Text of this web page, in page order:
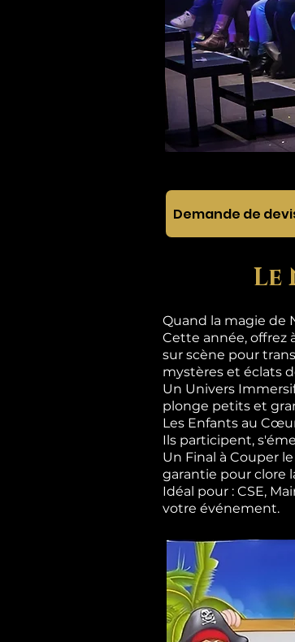
Demande de
Le
Quand la magie de
Cette année, offrez
sur scène pour
mystères et éclats
Un Univers
plonge petits et
Les Enfants au
Ils participent,
Un Final à Couper
garantie pour clore
Idéal pour : CSE,
votre événement.